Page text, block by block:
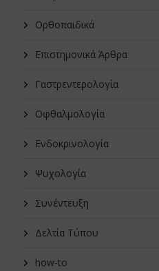
Oρθοπαιδικά
Επιστημονικά Άρθρα
Γαστρεντερολογία
Οφθαλμολογία
Ενδοκρινολογία
Ψυχολογία
Συνέντευξη
Δελτία Τύπου
how-to